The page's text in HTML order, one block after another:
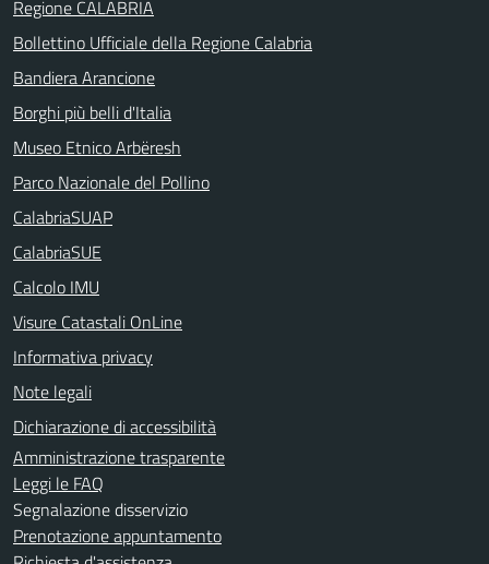
Regione CALABRIA
Bollettino Ufficiale della Regione Calabria
Bandiera Arancione
Borghi più belli d'Italia
Museo Etnico Arbëresh
Parco Nazionale del Pollino
CalabriaSUAP
CalabriaSUE
Calcolo IMU
Visure Catastali OnLine
Informativa privacy
Note legali
Dichiarazione di accessibilità
Amministrazione trasparente
Leggi le FAQ
Segnalazione disservizio
Prenotazione appuntamento